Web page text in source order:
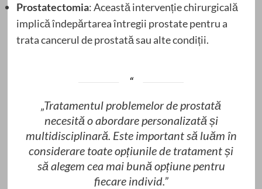
Prostatectomia: Această intervenție chirurgicală
implică îndepărtarea întregii prostate pentru a
trata cancerul de prostată sau alte condiții.
„Tratamentul problemelor de prostată
necesită o abordare personalizată și
multidisciplinară. Este important să luăm în
considerare toate opțiunile de tratament și
să alegem cea mai bună opțiune pentru
fiecare individ.”